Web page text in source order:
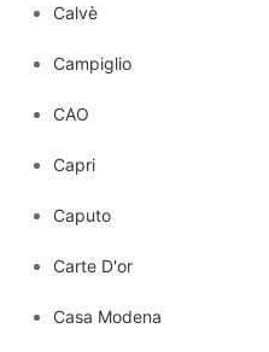
Calvè
Campiglio
CAO
Capri
Caputo
Carte D'or
Casa Modena